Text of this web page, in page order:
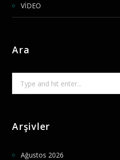
VİDEO
Ara
Arşivler
Ağustos 2026